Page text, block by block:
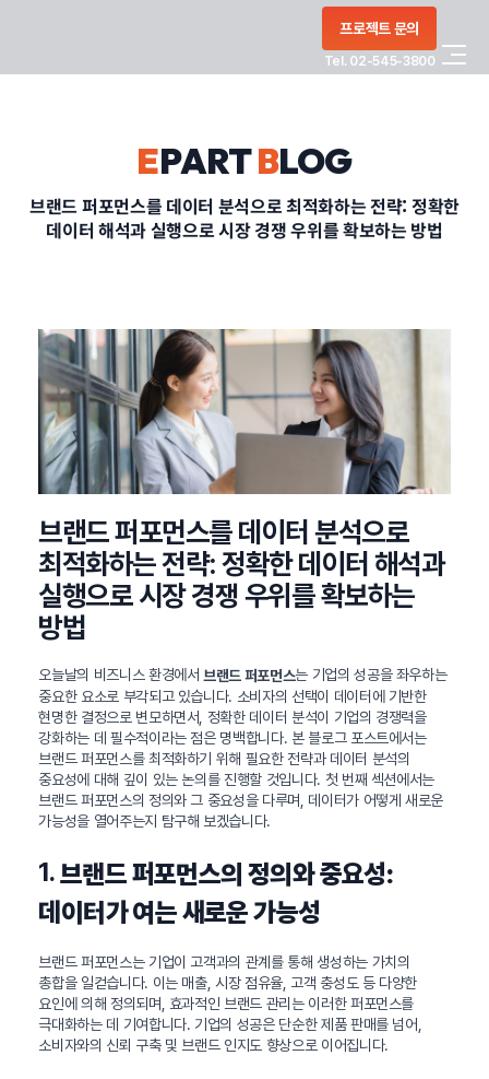
프로젝트 문의
Tel. 02-545-3800
PORTFOLIO
CONTACT
정부지원사업
EPARTBLOG
브랜드 퍼포먼스를 데이터 분석으로 최적화하는 전략: 정확한
데이터 해석과 실행으로 시장 경쟁 우위를 확보하는 방법
브랜드 퍼포먼스를 데이터 분석으로
최적화하는 전략: 정확한 데이터 해석과
실행으로 시장 경쟁 우위를 확보하는
방법
오늘날의 비즈니스 환경에서 브랜드 퍼포먼스는 기업의 성공을 좌우하는
중요한 요소로 부각되고 있습니다. 소비자의 선택이 데이터에 기반한
현명한 결정으로 변모하면서, 정확한 데이터 분석이 기업의 경쟁력을
강화하는 데 필수적이라는 점은 명백합니다. 본 블로그 포스트에서는
브랜드 퍼포먼스를 최적화하기 위해 필요한 전략과 데이터 분석의
중요성에 대해 깊이 있는 논의를 진행할 것입니다. 첫 번째 섹션에서는
브랜드 퍼포먼스의 정의와 그 중요성을 다루며, 데이터가 어떻게 새로운
가능성을 열어주는지 탐구해 보겠습니다.
1.브랜드 퍼포먼스의 정의와 중요성:
데이터가 여는 새로운 가능성
브랜드 퍼포먼스는 기업이 고객과의 관계를 통해 생성하는 가치의
총합을 일컫습니다. 이는 매출, 시장 점유율, 고객 충성도 등 다양한
요인에 의해 정의되며, 효과적인 브랜드 관리는 이러한 퍼포먼스를
극대화하는 데 기여합니다. 기업의 성공은 단순한 제품 판매를 넘어,
소비자와의 신뢰 구축 및 브랜드 인지도 향상으로 이어집니다.